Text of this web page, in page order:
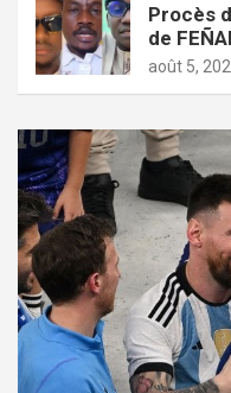
Procès
de
tombé
août 5,